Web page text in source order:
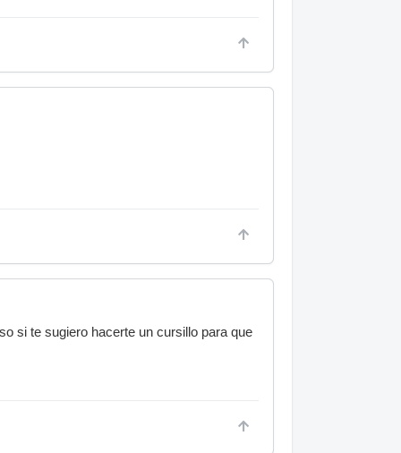
si te sugiero hacerte un cursillo para que